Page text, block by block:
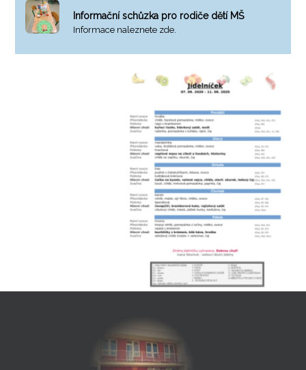
Informační schůzka pro rodiče dětí MŠ
Informace naleznete zde.